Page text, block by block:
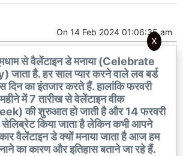
On 14 Feb 2024 01:06:35 am
से वैलेंटाइन डे मनाया (Celebrate
है. हर साल प्यार करने वाले लव बर्ड
दिन का इंतजार करते हैं. हालांकि फरवरी
में 7 तारीख से वेलेंटाइन वीक
की शुरुआत हो जाती है और 14 फरवरी
किया जाता है लेकिन कभी आपने
वैलेंटाइन डे क्यों मनाया जाता है आज हम
का कारण और इतिहास बताने जा रहे हैं.
X